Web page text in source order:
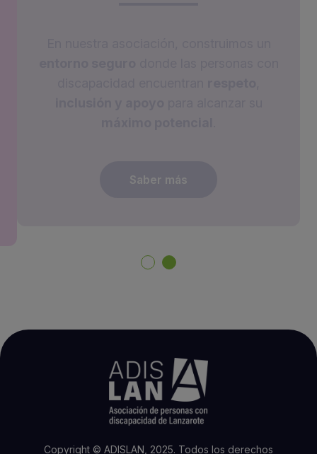
Saber más
Copyright © ADISLAN, 2025. Todos los derechos